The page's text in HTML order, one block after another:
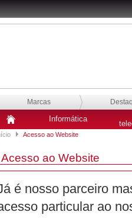
Marcas
Informática
Acesso ao Website
Acesso ao Website
é nosso parceiro
particular ao